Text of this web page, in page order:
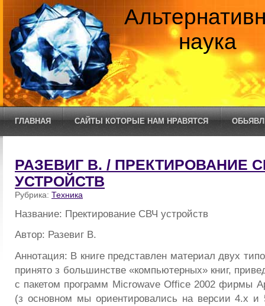
наука
ГЛАВНАЯ САЙТЫ КОТОРЫЕ НАМ НРАВЯТСЯ
РАЗЕВИГ В. / ПРЕКТИРОВАНИЕ
УСТРОЙСТВ
Рубрика: Техника
Название: Пректирование СВЧ устройств
Автор: Разевиг В.
Аннотация: В книге представлен материал двух
принято з большинстве «компьютерных» книг,
с пакетом программ Microwave Office 2002 фирмы
(з основном мы ориентировались на версии 4.x